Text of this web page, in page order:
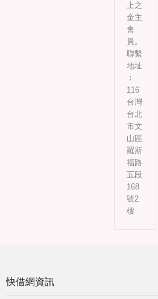
上之
金主
會
員。
聯繫
地址
︰
116
台灣
台北
市文
山區
羅斯
福路
五段
168
號2
樓
快借網資訊